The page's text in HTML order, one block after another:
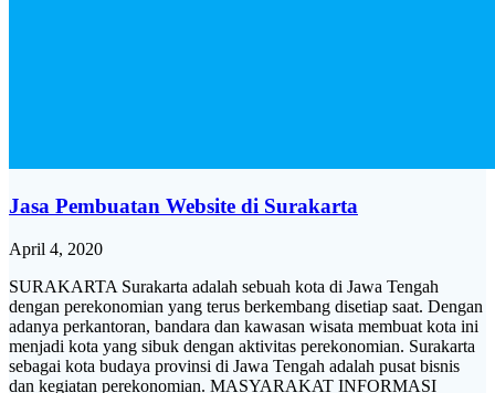
Jasa Pembuatan Website di Surakarta
April 4, 2020
SURAKARTA Surakarta adalah sebuah kota di Jawa Tengah
dengan perekonomian yang terus berkembang disetiap saat. Dengan
adanya perkantoran, bandara dan kawasan wisata membuat kota ini
menjadi kota yang sibuk dengan aktivitas perekonomian. Surakarta
sebagai kota budaya provinsi di Jawa Tengah adalah pusat bisnis
dan kegiatan perekonomian. MASYARAKAT INFORMASI